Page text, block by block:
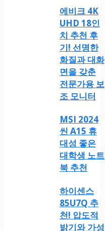
에비크 4K
UHD 18인
치 추천 후
기! 선명한
화질과 대화
면을 갖춘
전문가용 보
조 모니터
MSI 2024
씬 A15 휴
대성 좋은
대학생 노트
북 추천
하이센스
85U7Q 추
천! 압도적
밝기와 가성